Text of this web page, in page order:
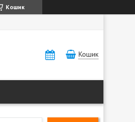
Кошик
Кошик